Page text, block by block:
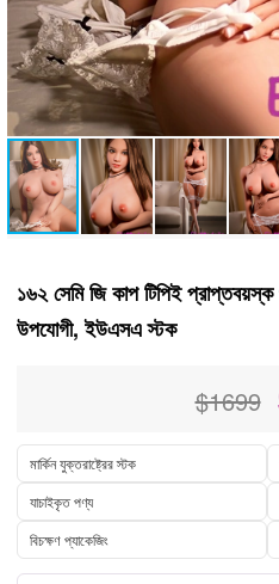
১৬২ সেমি জি কাপ টিপিই
উপযোগী, ইউএসএ স্টক
$1699
মার্কিন যুক্তরাষ্ট্রের স্টক
যাচাইকৃত পণ্য
বিচক্ষণ প্যাকেজিং